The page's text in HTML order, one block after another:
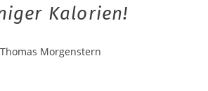
Kalorien!
Thomas Morgenstern